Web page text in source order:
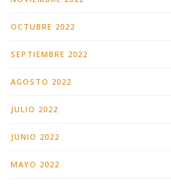
OCTUBRE 2022
SEPTIEMBRE 2022
AGOSTO 2022
JULIO 2022
JUNIO 2022
MAYO 2022